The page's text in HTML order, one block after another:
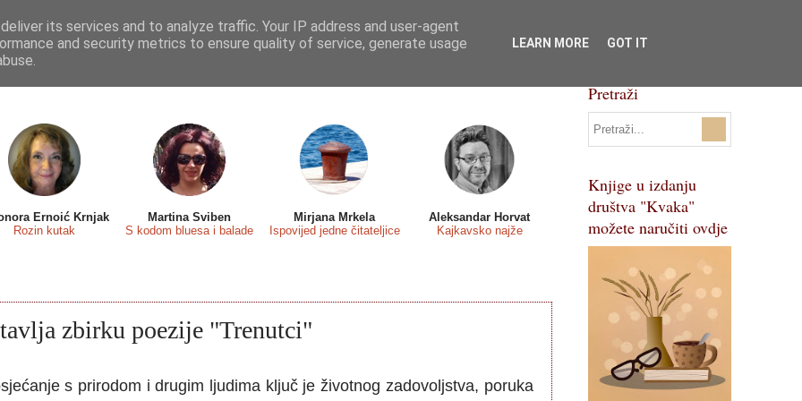
sa... Predstavljamo Osvrti Recenzije Eseji Svi natječaji
Pojmovnik
Ernoić Krnjak
Rozin kutak
Martina Sviben
S kodom bluesa i balade
Mirjana Mrkela
Ispovijed jedne čitateljice
Aleksandar Horvat
Kajkavsko najže
zbirku poezije "Trenutci"
s prirodom i drugim ljudima ključ je životnog zadovoljstva, poruka
Pretraži
Knjige u izdanju
društva "Kvaka"
možete naručiti ovdje
its services and to analyze traffic. Your IP address and user-agent
and security metrics to ensure quality of service, generate usage
LEARN MORE GOT IT